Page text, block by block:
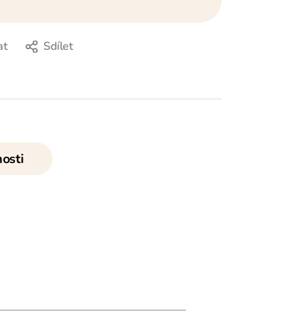
Sdílet